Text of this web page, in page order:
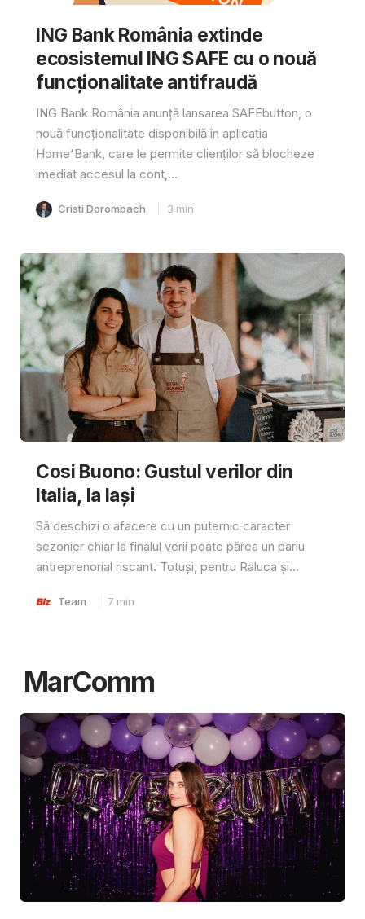
ING Bank România extinde
ecosistemul ING SAFE cu o nouă
funcționalitate antifraudă
ING Bank România anunță lansarea SAFEbutton, o
nouă funcționalitate disponibilă în aplicația
Home'Bank, care le permite clienților să blocheze
imediat accesul la cont,...
Cristi Dorombach 3 min
Cosi Buono: Gustul verilor din
Italia, la Iași
Să deschizi o afacere cu un puternic caracter
sezonier chiar la finalul verii poate părea un pariu
antreprenorial riscant. Totuși, pentru Raluca și...
Team 7 min
MarComm